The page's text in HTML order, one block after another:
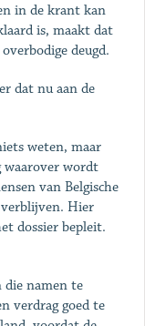
in de krant kan
is, maakt dat
deugd.
dat nu aan de
weten, maar
waarover wordt
van Belgische
Hier
dossier bepleit.
die namen te
verdrag goed te